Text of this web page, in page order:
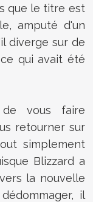
que le titre est
amputé d'un
diverge sur de
qui avait été
vous faire
retourner sur
simplement
Blizzard a
la nouvelle
il